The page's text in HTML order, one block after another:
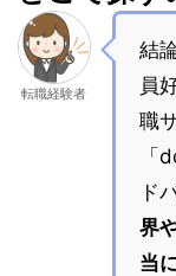
転職経験者
結
員
職
「
ド
界
当